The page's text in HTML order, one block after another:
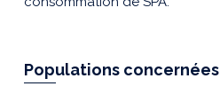
Populations concernées